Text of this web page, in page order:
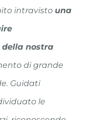
intravisto una
nostra
di grande
Guidati
le